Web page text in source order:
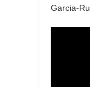
Garcia-